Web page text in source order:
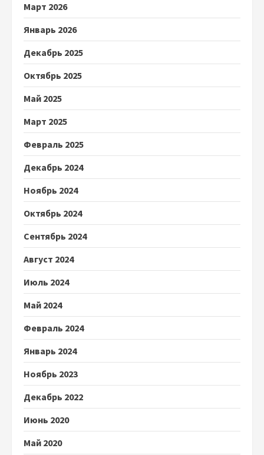
Март 2026
Январь 2026
Декабрь 2025
Октябрь 2025
Май 2025
Март 2025
Февраль 2025
Декабрь 2024
Ноябрь 2024
Октябрь 2024
Сентябрь 2024
Август 2024
Июль 2024
Май 2024
Февраль 2024
Январь 2024
Ноябрь 2023
Декабрь 2022
Июнь 2020
Май 2020